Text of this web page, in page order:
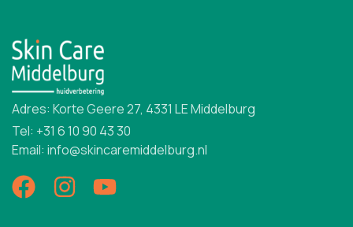
Adres: Korte Geere 27, 4331 LE Middelburg
Tel: +31 6 10 90 43 30
Email: info@skincaremiddelburg.nl